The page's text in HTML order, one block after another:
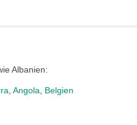
Albanien:
,Angola, Belgien